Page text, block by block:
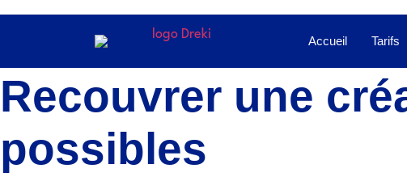
Accueil Tarifs
Retour aux articles
Recouvrer une
possibles